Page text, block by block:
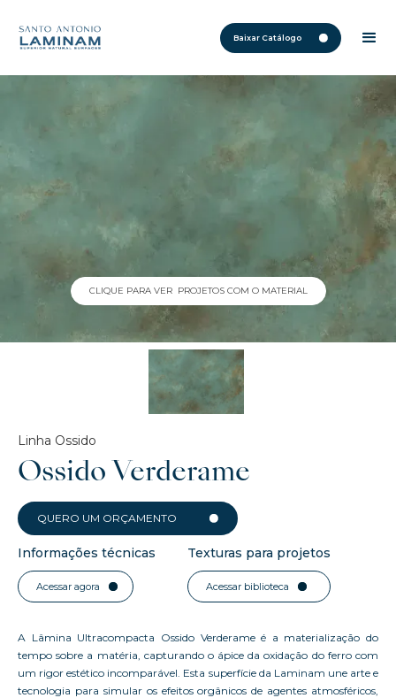
Baixar Catálogo
CLIQUE PARA VER PROJETOS COM O MATERIAL
Linha Ossido
Ossido Verderame
QUERO UM ORÇAMENTO
Informações técnicas
Acessar agora
Texturas para projetos
Acessar biblioteca
A Lâmina Ultracompacta Ossido Verderame é a materialização do
tempo sobre a matéria, capturando o ápice da oxidação do ferro com
um rigor estético incomparável. Esta superfície da Laminam une arte e
tecnologia para simular os efeitos orgânicos de agentes atmosféricos,